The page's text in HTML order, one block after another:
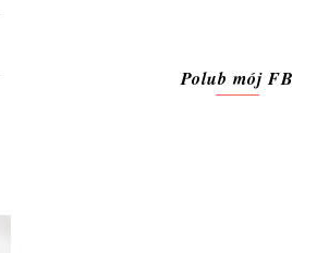
Polub mój FB